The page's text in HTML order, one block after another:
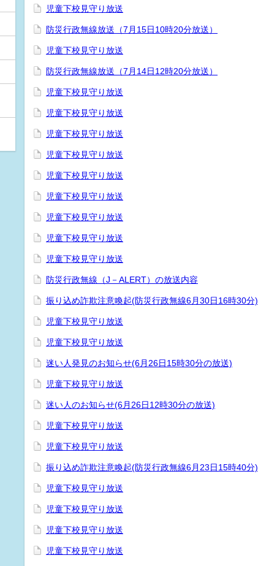
児童下校見守り放送
防災行政無線放送（7月15日10時20分放送）
児童下校見守り放送
防災行政無線放送（7月14日12時20分放送）
児童下校見守り放送
児童下校見守り放送
児童下校見守り放送
児童下校見守り放送
児童下校見守り放送
児童下校見守り放送
児童下校見守り放送
児童下校見守り放送
児童下校見守り放送
防災行政無線（J－ALERT）の放送内容
振り込め詐欺注意喚起(防災行政無線6月30日16時30分)
児童下校見守り放送
児童下校見守り放送
迷い人発見のお知らせ(6月26日15時30分の放送)
児童下校見守り放送
迷い人のお知らせ(6月26日12時30分の放送)
児童下校見守り放送
児童下校見守り放送
振り込め詐欺注意喚起(防災行政無線6月23日15時40分)
児童下校見守り放送
児童下校見守り放送
児童下校見守り放送
児童下校見守り放送